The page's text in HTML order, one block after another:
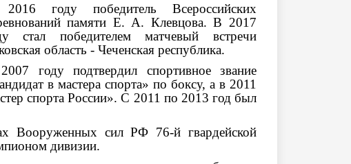
году победитель Всероссийских
памяти Е. А. Клевцова. В 2017
стал победителем матчевый встречи
область - Чеченская республика.
году подтвердил спортивное звание
в мастера спорта» по боксу, а в 2011
спорта России». С 2011 по 2013 год был
Вооруженных сил РФ 76-й гвардейской
дивизии.